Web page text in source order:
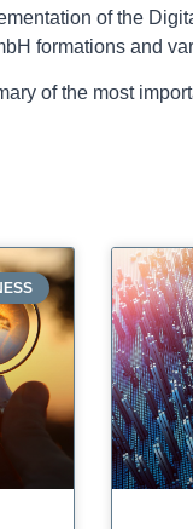
of the
formations and
of the most